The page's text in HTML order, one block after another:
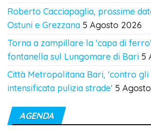
Roberto Cacciapaglia, prossime
Ostuni e Grezzana 5 Agosto 2026
Torna a zampillare la 'capa di
fontanella sul Lungomare di Bari 5
Città Metropolitana Bari, 'contro gli
intensificata pulizia strade' 5
AGENDA